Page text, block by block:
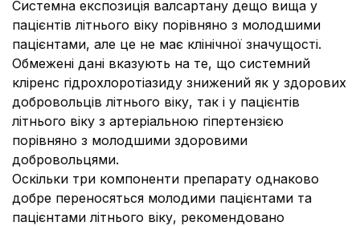
Системна експозиція валсартану дещо вища у
пацієнтів літнього віку порівняно з молодшими
пацієнтами, але це не має клінічної значущості.
Обмежені дані вказують на те, що системний
кліренс гідрохлоротіазиду знижений як у здорових
добровольців літнього віку, так і у пацієнтів
літнього віку з артеріальною гіпертензією
порівняно з молодшими здоровими
добровольцями.
Оскільки три компоненти препарату однаково
добре переносяться молодими пацієнтами та
пацієнтами літнього віку, рекомендовано